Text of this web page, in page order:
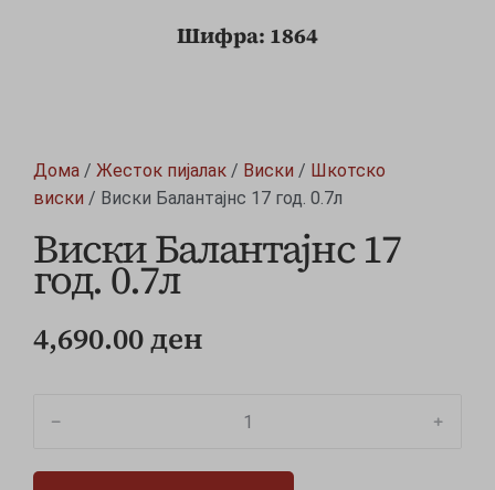
Шифра: 1864
Дома / Жесток пијалак / Виски / Шкотско
виски / Виски Балантајнс 17 год. 0.7л
Виски Балантајнс 17
год. 0.7л
4,690.00ден
﹣ ﹢